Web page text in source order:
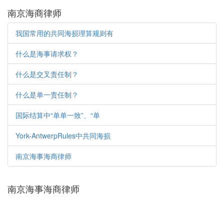
南京海商律师
我国常用的共同海损理算规则有
什么是海事请求权？
什么是交叉责任制？
什么是单一责任制？
国际结算中“单单一致”、“单
York-AntwerpRules中共同海损
南京海事海商律师
南京海事海商律师